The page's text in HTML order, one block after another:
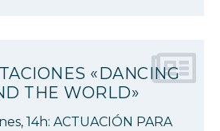
«DANCING
THE WORLD»
14h: ACTUACIÓN PARA